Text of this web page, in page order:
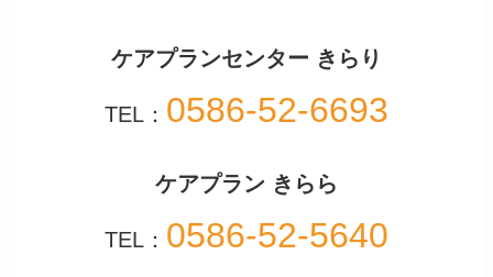
ケアプランセンター きらり
TEL： 0586-52-6693
ケアプラン きらら
TEL： 0586-52-5640